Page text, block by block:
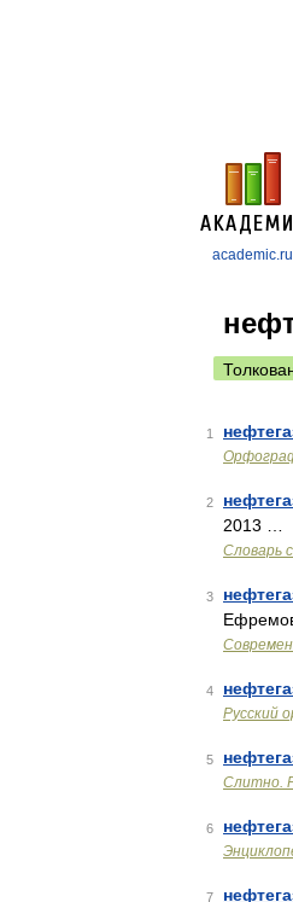
academic.ru
1
2
2013 …
Словарь
3
4
Русский
5
Слитно.
6
7